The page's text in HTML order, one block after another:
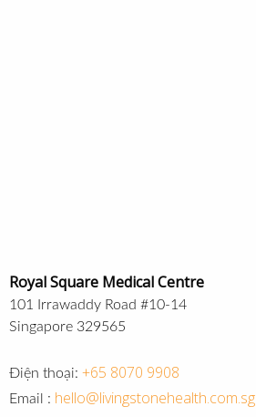
Royal Square Medical Centre
101 Irrawaddy Road #10-14
Singapore 329565
Điện thoại: +65 8070 9908
Email : hello@livingstonehealth.com.sg